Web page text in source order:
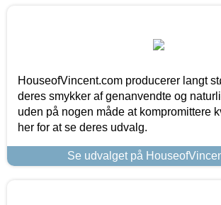
HouseofVincent.com producerer langt
deres smykker af genanvendte og
uden på nogen måde at kompromittere
her for at se deres udvalg.
Se udvalget på